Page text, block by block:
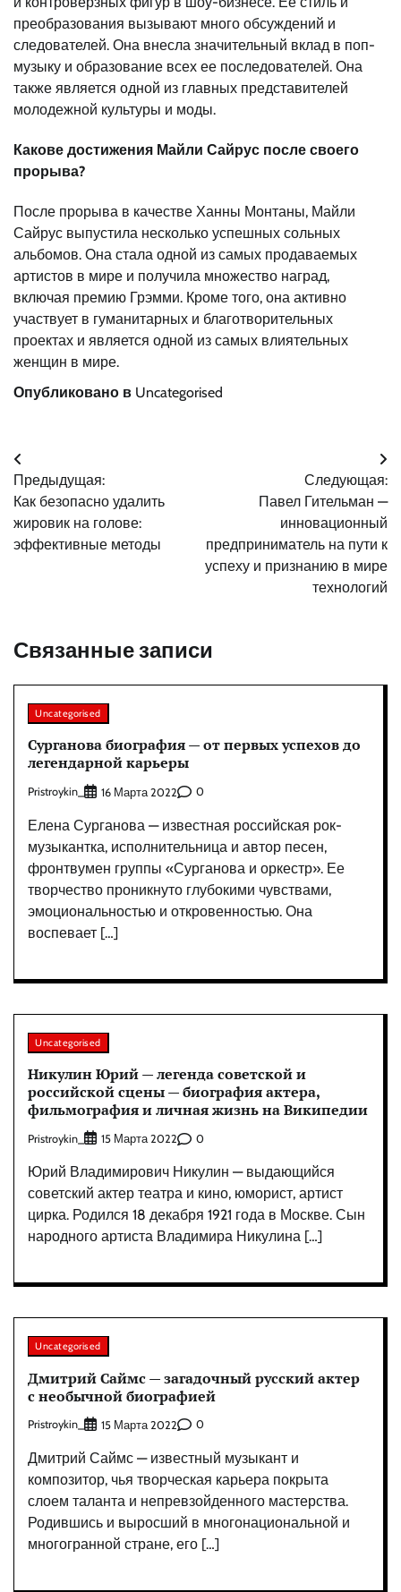
преобразования вызывают много обсуждений и
следователей. Она внесла значительный вклад в поп-
музыку и образование всех ее последователей. Она
также является одной из главных представителей
молодежной культуры и моды.
Какове достижения Майли Сайрус после своего
прорыва?
После прорыва в качестве Ханны Монтаны, Майли
Сайрус выпустила несколько успешных сольных
альбомов. Она стала одной из самых продаваемых
артистов в мире и получила множество наград,
включая премию Грэмми. Кроме того, она активно
участвует в гуманитарных и благотворительных
проектах и является одной из самых влиятельных
женщин в мире.
Опубликовано в Uncategorised
Навигация
по
записям
Предыдущая:
Как безопасно удалить
жировик на голове:
эффективные методы
Следующая:
Павел Гительман —
инновационный
предприниматель на пути к
успеху и признанию в мире
технологий
Связанные записи
Uncategorised
Сурганова биография — от первых успехов до
легендарной карьеры
Pristroykin_ 16 Марта 2022 0
Елена Сурганова — известная российская рок-
музыкантка, исполнительница и автор песен,
фронтвумен группы «Сурганова и оркестр». Ее
творчество проникнуто глубокими чувствами,
эмоциональностью и откровенностью. Она
воспевает […]
Uncategorised
Никулин Юрий — легенда советской и
российской сцены — биография актера,
фильмография и личная жизнь на Википедии
Pristroykin_ 15 Марта 2022 0
Юрий Владимирович Никулин — выдающийся
советский актер театра и кино, юморист, артист
цирка. Родился 18 декабря 1921 года в Москве. Сын
народного артиста Владимира Никулина […]
Uncategorised
Дмитрий Саймс — загадочный русский актер
с необычной биографией
Pristroykin_ 15 Марта 2022 0
Дмитрий Саймс — известный музыкант и
композитор, чья творческая карьера покрыта
слоем таланта и непревзойденного мастерства.
Родившись и выросший в многонациональной и
многогранной стране, его […]